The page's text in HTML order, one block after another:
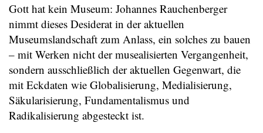
Gott hat kein Museum: Johannes Rauchenberger
nimmt dieses Desiderat in der aktuellen
Museumslandschaft zum Anlass, ein solches zu bauen
– mit Werken nicht der musealisierten Vergangenheit,
sondern ausschließlich der aktuellen Gegenwart, die
mit Eckdaten wie Globalisierung, Medialisierung,
Säkularisierung, Fundamentalismus und
Radikalisierung abgesteckt ist.